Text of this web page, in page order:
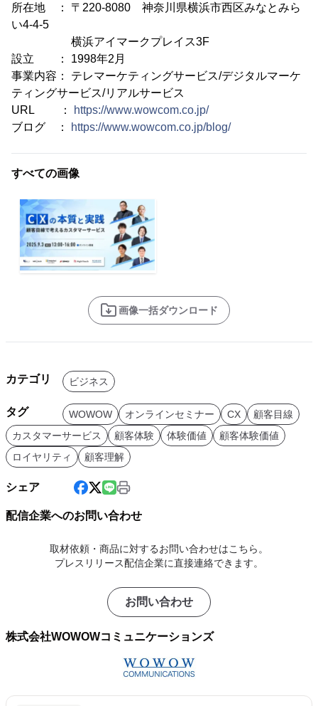
所在地 ： 〒220-8080 神奈川県横浜市西区みなとみら
い4-4-5
横浜アイマークプレイス3F
設立 ： 1998年2月
事業内容： テレマーケティングサービス/デジタルマーケ
ティングサービス/リアルサービス
URL ：
https://www.wowcom.co.jp/
ブログ ：
https://www.wowcom.co.jp/blog/
すべての画像
画像一括ダウンロード
カテゴリ ビジネス
タグ WOWOW オンラインセミナー CX
顧客目線
カスタマーサービス
顧客体験 体験価値
顧客体験価値
ロイヤリティ
顧客理解
シェア
配信企業へのお問い合わせ
取材依頼・商品に対するお問い合わせはこちら。
プレスリリース配信企業に直接連絡できます。
お問い合わせ
株式会社WOWOWコミュニケーションズ